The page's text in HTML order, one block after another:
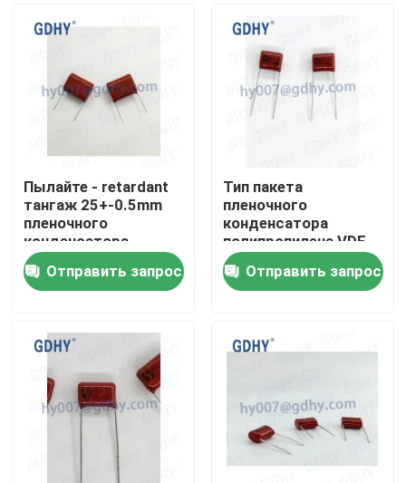
Проверка качества
Спросите цитату
Конденсатор охлаженный кондукцией
Высокочастотный конденсатор
Конденсатор MKP X2
Осевой аудио пленочный конденсатор
Пылайте - retardant
тангаж 25+-0.5mm
пленочного
конденсатора
полипропилена 4.7μF
CBBОтправить запрос
Тип пакета
пленочного
конденсатора
полипропилена VDE
0.27μF CBB
Отправить запрос